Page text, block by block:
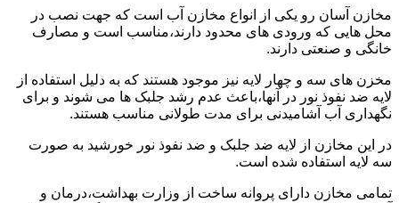
مخازن آسان رو یکی از انواع مخازن آب است که جهت نصب در
محل هایی که ورودی های محدود دارند،مناسب است و مصارف
خانگی و صنعتی دارند.
مخزن های سه و چهار لایه نیز موجود هستند که به دلیل استفاده از
لایه ضد نفوذ نور در آنها،باعث عدم رشد جلبک ها می شوند و برای
نگهداری آب آشامیدنی برای مدت طولانی مناسب هستند.
در این مخازن از لایه ضد جلبک و ضد نفوذ نور خورشید به صورت
سه لایه استفاده شده است.
تمامی مخازن دارای پروانه ساخت از وزارت بهداشت،درمان و